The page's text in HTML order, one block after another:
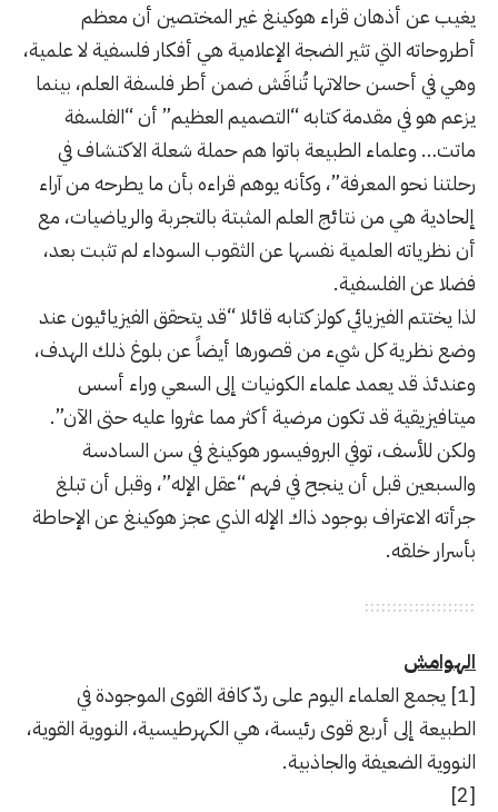
يغيب عن أذهان قراء هوكينغ غير المختصين أن معظم
أطروحاته التي تثير الضجة الإعلامية هي أفكار فلسفية لا علمية،
وهي في أحسن حالاتها تُناقَش ضمن أطر فلسفة العلم، بينما
يزعم هو في مقدمة كتابه “التصميم العظيم” أن “الفلسفة
ماتت… وعلماء الطبيعة باتوا هم حملة شعلة الاكتشاف في
رحلتنا نحو المعرفة”، وكأنه يوهم قراءه بأن ما يطرحه من آراء
إلحادية هي من نتائج العلم المثبتة بالتجربة والرياضيات، مع
أن نظرياته العلمية نفسها عن الثقوب السوداء لم تثبت بعد،
فضلا عن الفلسفية.
لذا يختتم الفيزيائي كولز كتابه قائلا “قد يتحقق الفيزيائيون عند
وضع نظرية كل شيء من قصورها أيضاً عن بلوغ ذلك الهدف،
وعندئذ قد يعمد علماء الكونيات إلى السعي وراء أسس
ميتافيزيقية قد تكون مرضية أكثر مما عثروا عليه حتى الآن”.
ولكن للأسف، توفي البروفيسور هوكينغ في سن السادسة
والسبعين قبل أن ينجح في فهم “عقل الإله”، وقبل أن تبلغ
جرأته الاعتراف بوجود ذاك الإله الذي عجز هوكينغ عن الإحاطة
بأسرار خلقه.
الهوامش
[1]
يجمع العلماء اليوم على ردّ كافة القوى الموجودة في
الطبيعة إلى أربع قوى رئيسة، هي الكهرطيسية، النووية القوية،
النووية الضعيفة والجاذبية.
[2]